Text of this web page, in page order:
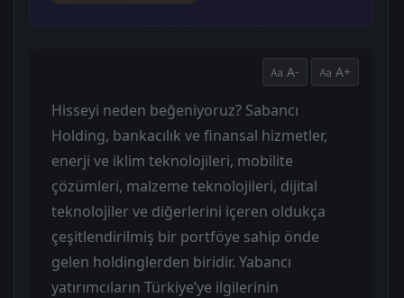
A- A+
Hisseyi neden beğeniyoruz? Sabancı
Holding, bankacılık ve finansal hizmetler,
enerji ve iklim teknolojileri, mobilite
çözümleri, malzeme teknolojileri, dijital
teknolojiler ve diğerlerini içeren oldukça
çeşitlendirilmiş bir portföye sahip önde
gelen holdinglerden biridir. Yabancı
yatırımcıların Türkiye’ye ilgilerinin